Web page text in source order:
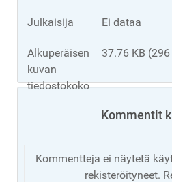
Julkaisija Ei dataa
Alkuperäisen
kuvan
tiedostokoko
37.76 KB
Kommentit
Kommentteja ei näytetä
rekisteröityneet.